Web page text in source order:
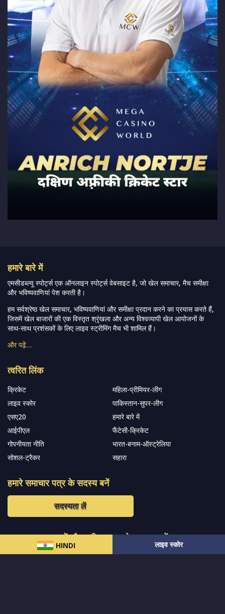
HINDI लाइव स्कोर
हमारे बारे में
एमसीडब्ल्यू स्पोर्ट्स एक ऑनलाइन स्पोर्ट्स वेबसाइट है, जो खेल समाचार, मैच समीक्षा
और भविष्यवाणियां पेश करती है।
हम सर्वश्रेष्ठ खेल समाचार, भविष्यवाणियां और समीक्षा प्रदान करने का प्रयास करते हैं,
जिसमें खेल बाजारों की एक विस्तृत श्रृंखला और अन्य विश्वव्यापी खेल आयोजनों के
साथ-साथ प्रशंसकों के लिए लाइव स्ट्रीमिंग मैच भी शामिल हैं।
और पढ़ें…
त्वरित लिंक
क्रिकेट
महिला-प्रीमियर-लीग
लाइव स्कोर
पाकिस्तान-सुपर-लीग
एसए20
हमारे बारे में
आईपीएल
फैंटेसी-क्रिकेट
गोपनीयता नीति
भारत-बनाम-ऑस्ट्रेलिया
सोशल-ट्रैकर
सहारा
हमारे समाचार पत्र के सदस्य बनें
सदस्यता लें
हमारा अनुसरण करें और नवीनतम अपडेट प्राप्त करेंs